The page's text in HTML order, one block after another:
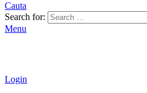
Cauta
Search for:
Menu
Login